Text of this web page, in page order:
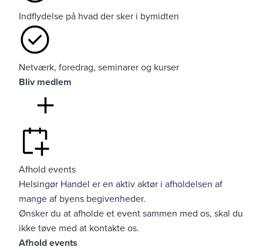
Indflydelse på hvad der sker i bymidten
Netværk, foredrag, seminarer og kurser
Bliv medlem
Afhold events
Helsingør Handel er en aktiv aktør i afholdelsen af
mange af byens begivenheder.
Ønsker du at afholde et event sammen med os, skal du
ikke tøve med at kontakte os.
Afhold events